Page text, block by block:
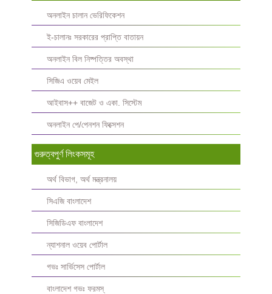
অনলাইন চালান ভেরিফিকেশন
ই-চালানঃ সরকারের প্রাপ্তি বাতায়ন
অনলাইন বিল নিষ্পত্তির অবস্থা
সিজিএ ওয়েব মেইল
আইবাস++ বাজেট ও একা. সিস্টেম
অনলাইন পে/পেনশন ফিক্সেশন
গুরুত্বপুর্ণ লিংকসমূহ
অর্থ বিভাগ, অর্থ মন্ত্রনালয়
সিএজি বাংলাদেশ
সিজিডিএফ বাংলাদেশ
ন্যাশনাল ওয়েব পোর্টাল
গভঃ সার্ভিসেস পোর্টাল
বাংলাদেশ গভঃ ফরমস্‌